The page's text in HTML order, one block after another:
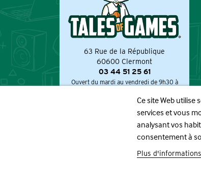
63 Rue de la République
60600 Clermont
03 44 51 25 61
Ouvert du mardi au vendredi de 9h30 à
Le samedi de 9h à 13h et de 13h30 à 19h.
Ce site Web utilise
services et vous
analysant vos
consentement à
Plus d'informations